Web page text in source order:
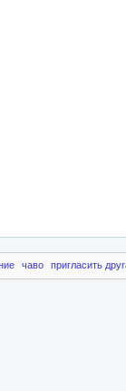
чаво пригласить